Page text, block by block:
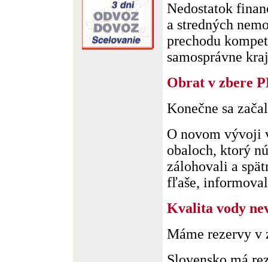
Nedostatok
a stredných
prechodu
samosprávne
Obrat v zbere
Konečne sa
O novom vývoji
obaloch, ktorý
zálohovali a
fľaše,
Kvalita vody
Máme rezervy v